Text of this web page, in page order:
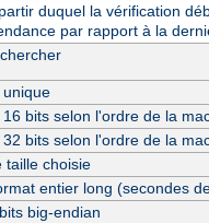
duquel la vérification
par rapport à la
bits selon l'ordre de la
bits selon l'ordre de la
taille choisie
entier long (secondes
big-endian